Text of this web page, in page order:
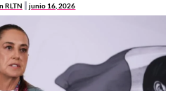
RLTN junio 16, 2026